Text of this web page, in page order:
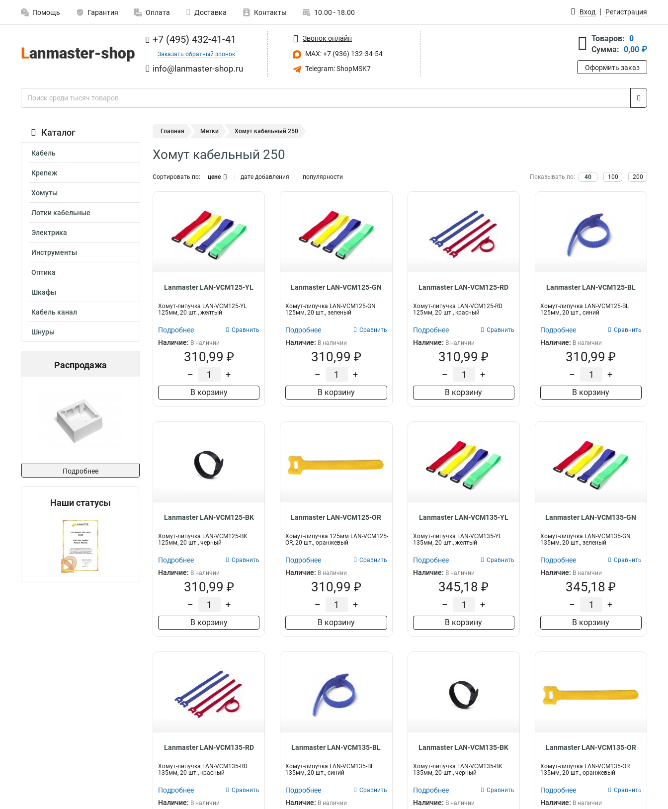
Помощь Гарантия Оплата Доставка Контакты 10.00 - 18.00 Вход Регистрация
+7 (495) 432-41-41
Заказать обратный звонок
info@lanmaster-shop.ru
Звонок онлайн
MAX: +7 (936) 132-34-54
Telegram: ShopMSK7
Товаров: 0
Сумма: 0,00 ₽
Оформить заказ
Каталог
Кабель
Крепеж
Хомуты
Лотки кабельные
Электрика
Инструменты
Оптика
Шкафы
Кабель канал
Шнуры
Распродажа
Подробнее
Наши статусы
Главная Метки Хомут кабельный 250
Хомут кабельный 250
Сортировать по: цене дате добавления популярности Показывать по: 40 100 200
Lanmaster LAN-VCM125-YL
Хомут-липучка LAN-VCM125-YL
125мм, 20 шт., желтый
Подробнее Сравнить
Наличие: В наличии
310,99 ₽
– +
В корзину
Lanmaster LAN-VCM125-GN
Хомут-липучка LAN-VCM125-GN
125мм, 20 шт., зеленый
Подробнее Сравнить
Наличие: В наличии
310,99 ₽
– +
В корзину
Lanmaster LAN-VCM125-RD
Хомут-липучка LAN-VCM125-RD
125мм, 20 шт., красный
Подробнее Сравнить
Наличие: В наличии
310,99 ₽
– +
В корзину
Lanmaster LAN-VCM125-BL
Хомут-липучка LAN-VCM125-BL
125мм, 20 шт., синий
Подробнее Сравнить
Наличие: В наличии
310,99 ₽
– +
В корзину
Lanmaster LAN-VCM125-BK
Хомут-липучка LAN-VCM125-BK
125мм, 20 шт., черный
Подробнее Сравнить
Наличие: В наличии
310,99 ₽
– +
В корзину
Lanmaster LAN-VCM125-OR
Хомут-липучка 125мм LAN-VCM125-
OR, 20 шт., оранжевый
Подробнее Сравнить
Наличие: В наличии
310,99 ₽
– +
В корзину
Lanmaster LAN-VCM135-YL
Хомут-липучка LAN-VCM135-YL
135мм, 20 шт., желтый
Подробнее Сравнить
Наличие: В наличии
345,18 ₽
– +
В корзину
Lanmaster LAN-VCM135-GN
Хомут-липучка LAN-VCM135-GN
135мм, 20 шт., зеленый
Подробнее Сравнить
Наличие: В наличии
345,18 ₽
– +
В корзину
Lanmaster LAN-VCM135-RD
Хомут-липучка LAN-VCM135-RD
135мм, 20 шт., красный
Подробнее Сравнить
Наличие: В наличии
Lanmaster LAN-VCM135-BL
Хомут-липучка LAN-VCM135-BL
135мм, 20 шт., синий
Подробнее Сравнить
Наличие: В наличии
Lanmaster LAN-VCM135-BK
Хомут-липучка LAN-VCM135-BK
135мм, 20 шт., черный
Подробнее Сравнить
Наличие: В наличии
Lanmaster LAN-VCM135-OR
Хомут-липучка LAN-VCM135-OR
135мм, 20 шт., оранжевый
Подробнее Сравнить
Наличие: В наличии